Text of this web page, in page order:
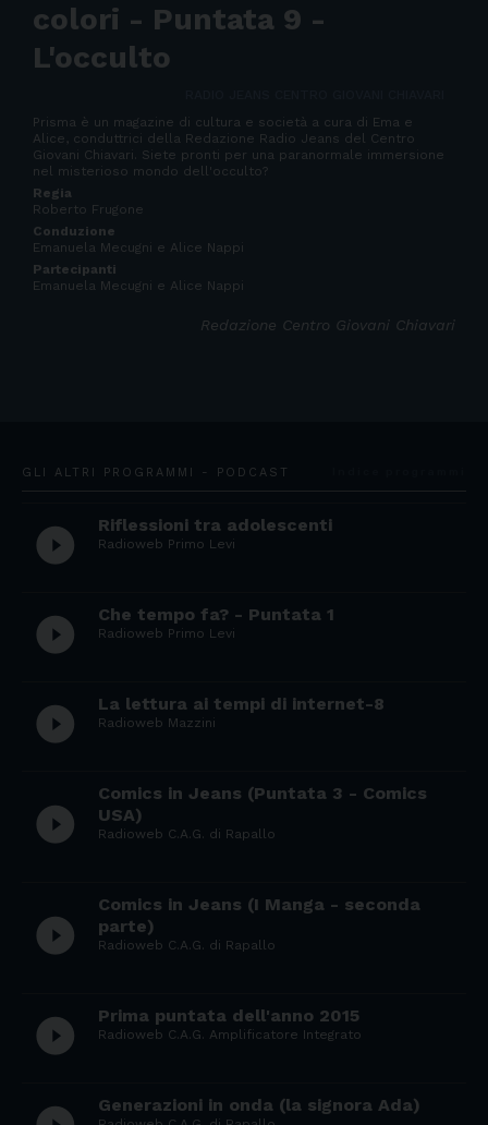
colori - Puntata 9 -
L'occulto
Prisma è un magazine di cultura e società a cura di Ema e
Alice, conduttrici della Redazione Radio Jeans del Centro
Giovani Chiavari. Siete pronti per una paranormale immersione
nel misterioso mondo dell'occulto?
Regia
Roberto Frugone
Conduzione
Emanuela Mecugni e Alice Nappi
Partecipanti
Emanuela Mecugni e Alice Nappi
Redazione Centro Giovani Chiavari
GLI ALTRI PROGRAMMI - PODCAST
play_circle_filled Riflessioni tra adolescenti
Radioweb Primo Levi
play_circle_filled Che tempo fa? - Puntata 1
Radioweb Primo Levi
play_circle_filled La lettura ai tempi di internet-8
Radioweb Mazzini
play_circle_filled
Comics in Jeans (Puntata 3 - Comics
USA)
Radioweb C.A.G. di Rapallo
play_circle_filled
Comics in Jeans (I Manga - seconda
parte)
Radioweb C.A.G. di Rapallo
play_circle_filled Prima puntata dell'anno 2015
Radioweb C.A.G. Amplificatore Integrato
Generazioni in onda (la signora Ada)